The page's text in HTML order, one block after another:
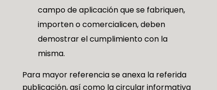
campo de aplicación que se fabriquen,
importen o comercialicen, deben
demostrar el cumplimiento con la
misma.
Para mayor referencia se anexa la referida
publicación, así como la circular informativa